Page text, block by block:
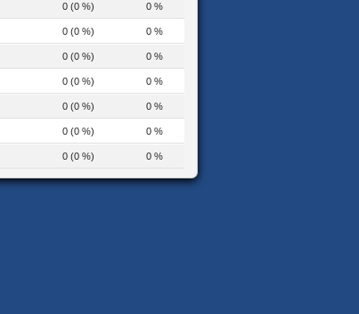
0 (0 %) 0 %
0 (0 %) 0 %
0 (0 %) 0 %
0 (0 %) 0 %
0 (0 %) 0 %
0 (0 %) 0 %
0 (0 %) 0 %